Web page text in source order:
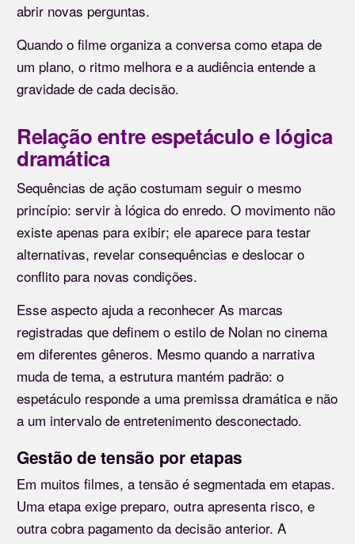
abrir novas perguntas.
Quando o filme organiza a conversa como etapa de
um plano, o ritmo melhora e a audiência entende a
gravidade de cada decisão.
Relação entre espetáculo e lógica
dramática
Sequências de ação costumam seguir o mesmo
princípio: servir à lógica do enredo. O movimento não
existe apenas para exibir; ele aparece para testar
alternativas, revelar consequências e deslocar o
conflito para novas condições.
Esse aspecto ajuda a reconhecer As marcas
registradas que definem o estilo de Nolan no cinema
em diferentes gêneros. Mesmo quando a narrativa
muda de tema, a estrutura mantém padrão: o
espetáculo responde a uma premissa dramática e não
a um intervalo de entretenimento desconectado.
Gestão de tensão por etapas
Em muitos filmes, a tensão é segmentada em etapas.
Uma etapa exige preparo, outra apresenta risco, e
outra cobra pagamento da decisão anterior. A